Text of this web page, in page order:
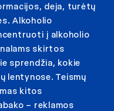
deja, turėtų
Alkoholio
į alkoholio
skirtos
sprendžia, kokie
lentynose. Teismų
kitos
– reklamos